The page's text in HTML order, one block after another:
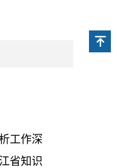
工作深
省知识
号